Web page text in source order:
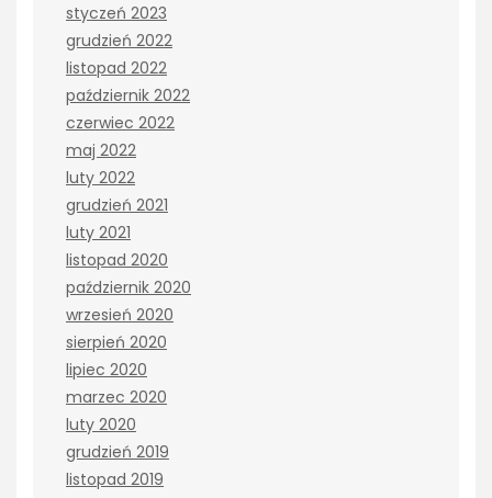
styczeń 2023
grudzień 2022
listopad 2022
październik 2022
czerwiec 2022
maj 2022
luty 2022
grudzień 2021
luty 2021
listopad 2020
październik 2020
wrzesień 2020
sierpień 2020
lipiec 2020
marzec 2020
luty 2020
grudzień 2019
listopad 2019